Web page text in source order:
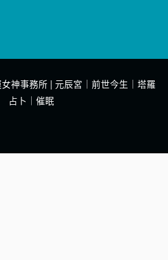
女神事務所 | 元辰宮｜前世今生｜塔羅
占卜｜催眠